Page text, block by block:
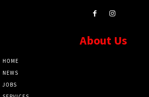
About Us
HOME
NEWS
JOBS